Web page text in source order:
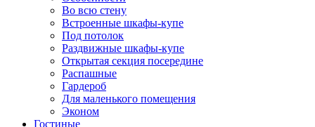
Во всю стену
Встроенные шкафы-купе
Под потолок
Раздвижные шкафы-купе
Открытая секция посередине
Распашные
Гардероб
Для маленького помещения
Эконом
Гостиные